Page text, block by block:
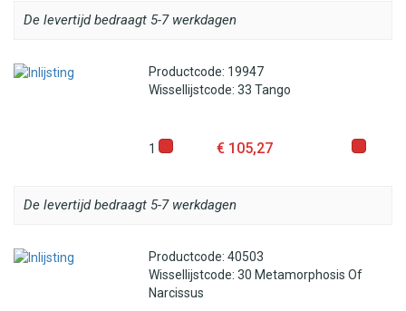
De levertijd bedraagt 5-7 werkdagen
Productcode: 19947
Wissellijstcode: 33 Tango
1 € 105,27
De levertijd bedraagt 5-7 werkdagen
Productcode: 40503
Wissellijstcode: 30 Metamorphosis Of
Narcissus